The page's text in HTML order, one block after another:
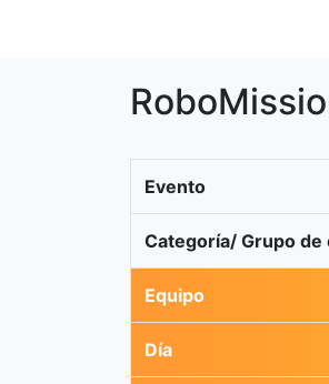
Evento
Categoría/ Grupo de
Equipo
Día